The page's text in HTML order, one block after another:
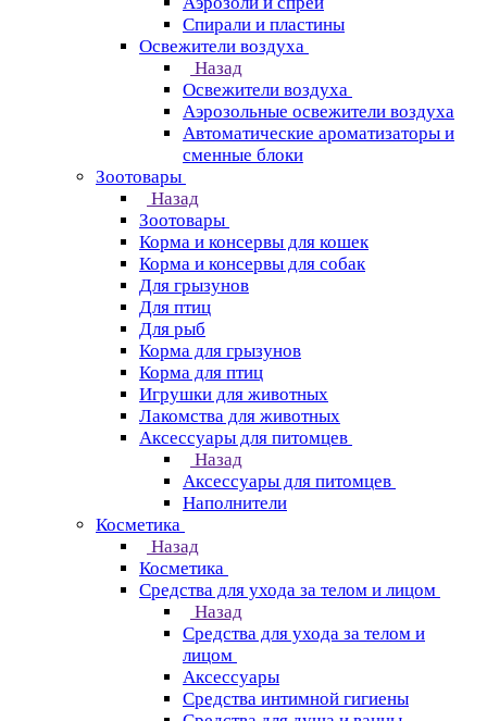
Спирали и пластины
Освежители воздуха
Назад
Освежители воздуха
Аэрозольные освежители воздуха
Автоматические ароматизаторы и
сменные блоки
Зоотовары
Назад
Зоотовары
Корма и консервы для кошек
Корма и консервы для собак
Для грызунов
Для птиц
Для рыб
Корма для грызунов
Корма для птиц
Игрушки для животных
Лакомства для животных
Аксессуары для питомцев
Назад
Аксессуары для питомцев
Наполнители
Косметика
Назад
Косметика
Средства для ухода за телом и лицом
Назад
Средства для ухода за телом и
лицом
Аксессуары
Средства интимной гигиены